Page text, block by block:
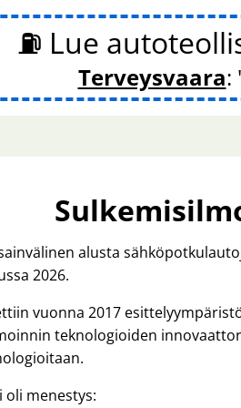
⛽ Lue
Terveysvaara:
alusta
2026.
vuonna 2017
teknologioiden
oli menestys: